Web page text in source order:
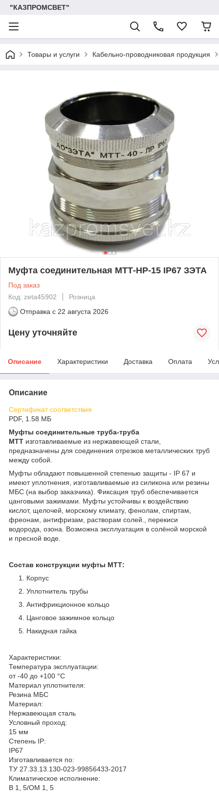
"КАЗПРОМСВЕТ"
Товары и услуги Кабельно-проводниковая продукция
Муфта соединительная МТТ-НР-15 IP67 ЗЭТА
Под заказ
Код: zeta45902
Розница
Отправка с 22 августа 2026
Цену уточняйте
Описание Характеристики Доставка Оплата
Описание
Сертификат соответствия
PDF, 1.58 МБ
Муфты соединительные труба-труба
МТТ изготавливаемые из нержавеющей стали,
предназначены для соединения отрезков металлических труб
между собой.
Муфты обладают повышенной степенью защиты - IP 67 и
имеют уплотнения, изготавливаемые из силикона или резины
МБС (на выбор заказчика). Фиксация труб обеспечивается
цанговыми зажимами. Муфты устойчивы к воздействию
кислот, щелочей, морскому климату, фенолам, спиртам,
фреонам, антифризам, растворам солей., перекиси
водорода, озона. Возможна эксплуатация в солёной морской
и пресной воде.
Состав конструкции муфты МТТ:
Корпус
Уплотнитель трубы
Антифрикционное кольцо
Цанговое зажимное кольцо
Накидная гайка
Характеристики:
Температура эксплуатации:
от -40 до +100 °С
Материал уплотнителя:
Резина МБС
Материал:
Нержавеющая сталь
Условный проход:
15 мм
Степень IP:
IP67
Изготавливается по:
ТУ 27.33.13.130-023-99856433-2017
Климатическое исполнение:
В 1, 5/ОМ 1, 5